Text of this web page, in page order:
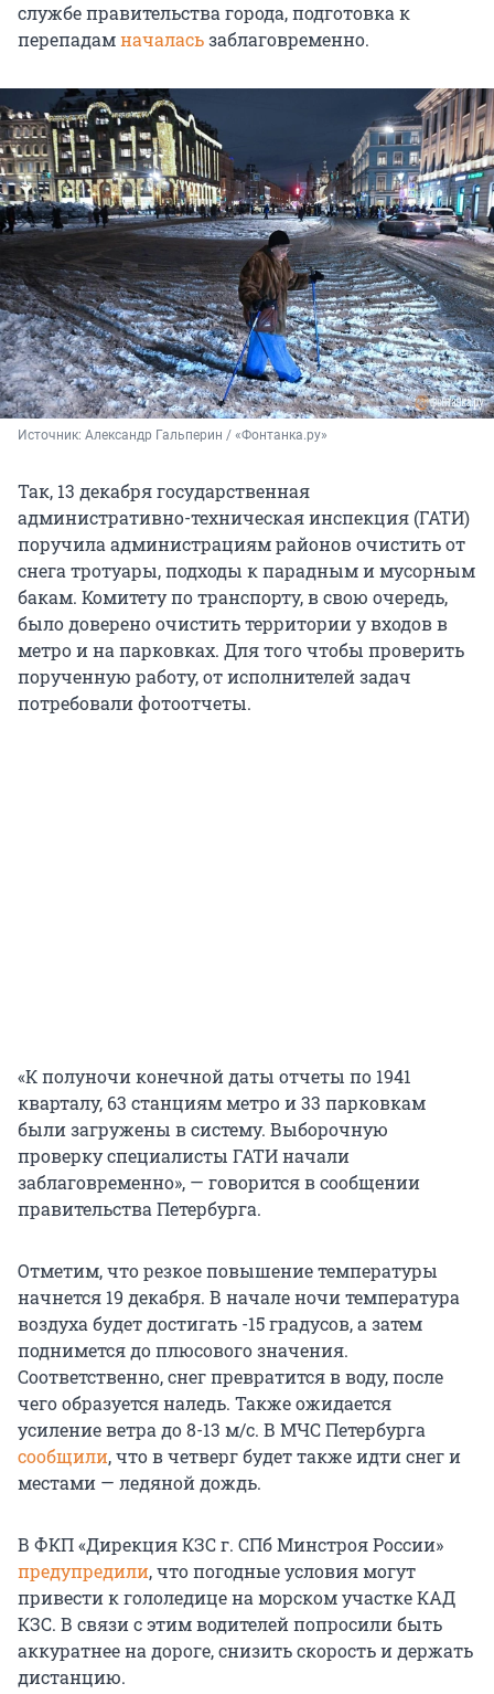
службе правительства города, подготовка к
перепадамначаласьзаблаговременно.
Источник: Александр Гальперин / «Фонтанка.ру»
Так, 13 декабря государственная
административно-техническая инспекция (ГАТИ)
поручила администрациям районов очистить от
снега тротуары, подходы к парадным и мусорным
бакам. Комитету по транспорту, в свою очередь,
было доверено очистить территории у входов в
метро и на парковках. Для того чтобы проверить
порученную работу, от исполнителей задач
потребовали фотоотчеты.
«К полуночи конечной даты отчеты по 1941
кварталу, 63 станциям метро и 33 парковкам
были загружены в систему. Выборочную
проверку специалисты ГАТИ начали
заблаговременно», — говорится в сообщении
правительства Петербурга.
Отметим, что резкое повышение температуры
начнется 19 декабря. В начале ночи температура
воздуха будет достигать -15 градусов, а затем
поднимется до плюсового значения.
Соответственно, снег превратится в воду, после
чего образуется наледь. Также ожидается
усиление ветра до 8-13 м/с. В МЧС Петербурга
сообщили, что в четверг будет также идти снег и
местами — ледяной дождь.
В ФКП «Дирекция КЗС г. СПб Минстроя России»
предупредили, что погодные условия могут
привести к гололедице на морском участке КАД
КЗС. В связи с этим водителей попросили быть
аккуратнее на дороге, снизить скорость и держать
дистанцию.